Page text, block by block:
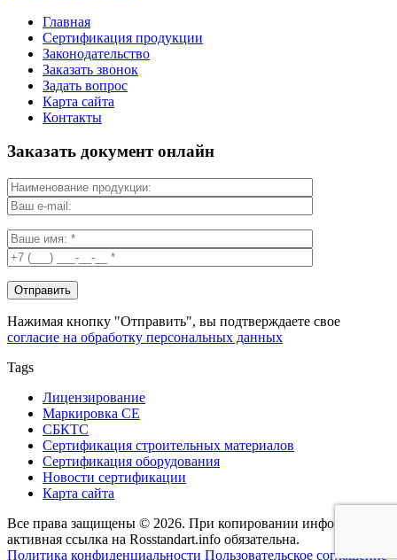
Главная
Сертификация продукции
Законодательство
Заказать звонок
Задать вопрос
Карта сайта
Контакты
Заказать документ онлайн
Нажимая кнопку "Отправить", вы подтверждаете свое
согласие на обработку персональных данных
Tags
Лицензирование
Маркировка СЕ
СБКТС
Сертификация строительных материалов
Сертификация оборудования
Новости сертификации
Карта сайта
Все права защищены © 2026. При копировании информации -
активная ссылка на Rosstandart.info обязательна.
Политика конфиденциальности Пользовательское соглашение